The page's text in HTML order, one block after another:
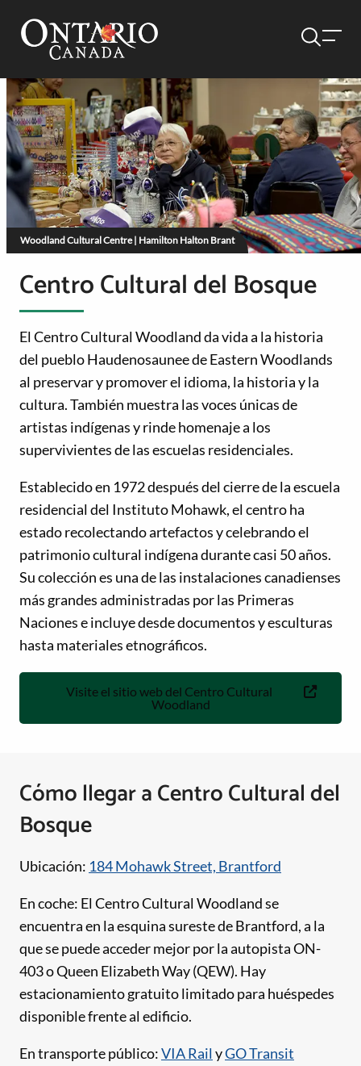
Centro Cultural del Bosque
El Centro Cultural Woodland da vida a la historia
del pueblo Haudenosaunee de Eastern Woodlands
al preservar y promover el idioma, la historia y la
cultura. También muestra las voces únicas de
artistas indígenas y rinde homenaje a los
supervivientes de las escuelas residenciales.
Establecido en 1972 después del cierre de la escuela
residencial del Instituto Mohawk, el centro ha
estado recolectando artefactos y celebrando el
patrimonio cultural indígena durante casi 50 años.
Su colección es una de las instalaciones canadienses
más grandes administradas por las Primeras
Naciones e incluye desde documentos y esculturas
hasta materiales etnográficos.
Visite el sitio web del Centro Cultural
Woodland
Woodland Cultural Centre | Hamilton Halton Brant
Cómo llegar a Centro Cultural del
Bosque
Ubicación: 184 Mohawk Street, Brantford
En coche: El Centro Cultural Woodland se
encuentra en la esquina sureste de Brantford, a la
que se puede acceder mejor por la autopista ON-
403 o Queen Elizabeth Way (QEW). Hay
estacionamiento gratuito limitado para huéspedes
disponible frente al edificio.
En transporte público:VIA Rail yGO Transit